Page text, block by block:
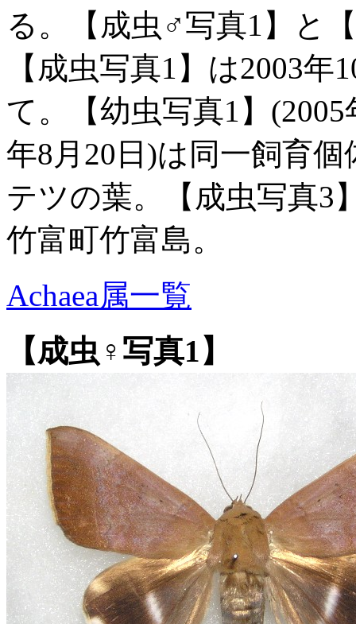
る。【成虫♂写真1】と
【成虫写真1】は2003
て。【幼虫写真1】
年8月20日)は同一飼育
テツの葉。【成虫写真3
竹富町竹富島。
Achaea属一覧
【成虫♀写真1】